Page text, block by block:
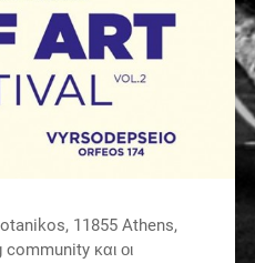
11855 Athens,
και οι